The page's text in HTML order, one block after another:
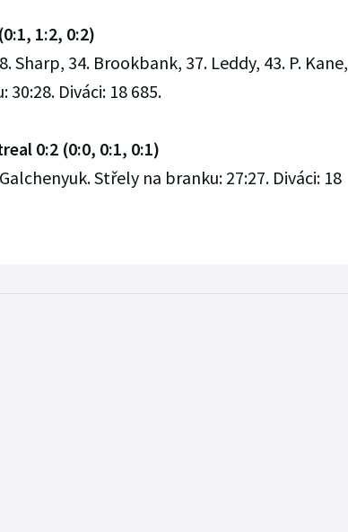
1:2, 0:2)
Sharp, 34. Brookbank, 37. Leddy, 43. P. Kane,
30:28. Diváci: 18 685.
0:2 (0:0, 0:1, 0:1)
Střely na branku: 27:27. Diváci: 18